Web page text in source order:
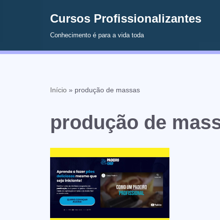
o
Cursos Profissionalizantes
Conhecimento é para a vida toda
Início » produção de massas
produção de